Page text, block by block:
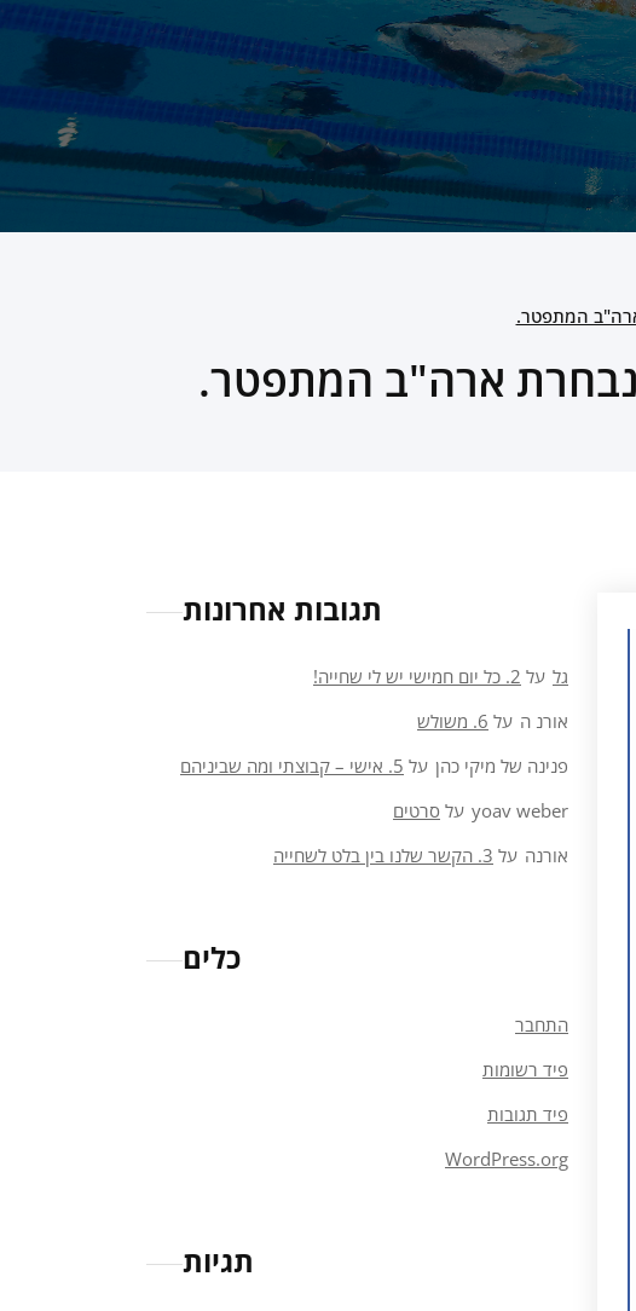
המתפטר.
נבחרת ארה"ב המתפטר.
תגובות אחרונות
גל על 2. כל יום חמישי יש לי שחייה!
אורנ ה על 6. משולש
פנינה של מיקי כהן על 5. אישי – קבוצתי ומה שביניהם
yoav weber על סרטים
אורנה על 3. הקשר שלנו בין בלט לשחייה
כלים
התחבר
פיד רשומות
פיד תגובות
WordPress.org
תגיות